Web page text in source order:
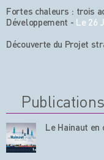
Fortes chaleurs : trois
Développement - Le 26
Découverte du Projet
Publications
Le Hainaut